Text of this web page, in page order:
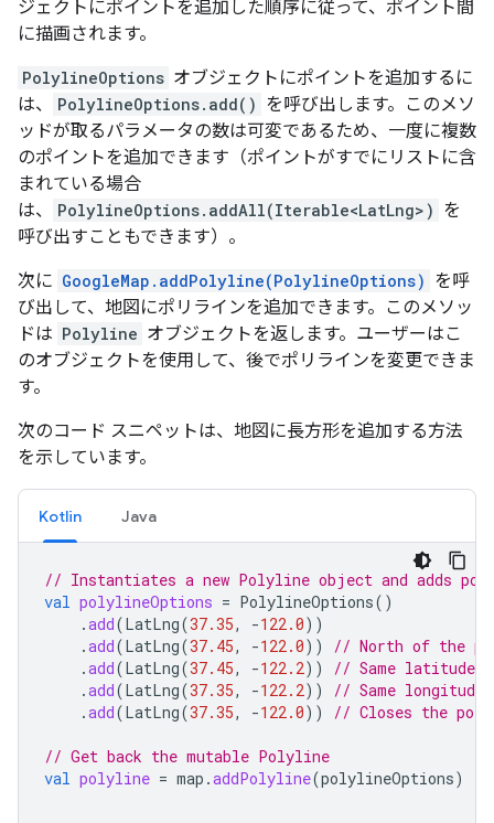
ジェクトにポイントを追加した順序に従って、ポイント間
に描画されます。
PolylineOptions オブジェクトにポイントを追加するに
は、
PolylineOptions.add() を呼び出します。このメソ
ッドが取るパラメータの数は可変であるため、一度に複数
のポイントを追加できます（ポイントがすでにリストに含
まれている場合
は、
PolylineOptions.addAll(Iterable<LatLng>) を
呼び出すこともできます）。
次に GoogleMap.addPolyline(PolylineOptions) を呼
び出して、地図にポリラインを追加できます。このメソッ
ドは Polyline オブジェクトを返します。ユーザーはこ
のオブジェクトを使用して、後でポリラインを変更できま
す。
次のコード スニペットは、地図に長方形を追加する方法
を示しています。
Kotlin Java
// Instantiates a new Polyline object and adds
val polylineOptions = PolylineOptions()
.add(LatLng(37.35, -122.0))
.add(LatLng(37.45, -122.0))
// North of the
.add(LatLng(37.45, -122.2))
// Same latitude,
.add(LatLng(37.35, -122.2))
// Same
.add(LatLng(37.35, -122.0)) // Closes the
// Get back the mutable Polyline
val polyline = map .addPolyline(polylineOptions)